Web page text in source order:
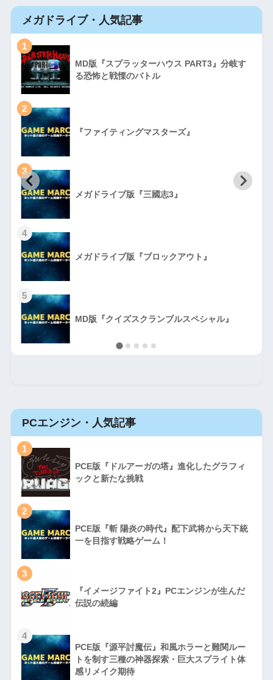
メガドライブ・人気記事
1
MD版『スプラッターハウス PART3』分岐す
る恐怖と戦慄のバトル
2
『ファイティングマスターズ』
3
メガドライブ版『三國志3』
4
メガドライブ版『ブロックアウト』
5
MD版『クイズスクランブルスペシャル』
PCエンジン・人気記事
1
PCE版『ドルアーガの塔』進化したグラフィ
ックと新たな挑戦
2
PCE版『斬 陽炎の時代』配下武将から天下統
一を目指す戦略ゲーム！
3
『イメージファイト2』PCエンジンが生んだ
伝説の続編
4
PCE版『源平討魔伝』和風ホラーと難関ルー
トを制す三種の神器探索・巨大スプライト体
感リメイク期待